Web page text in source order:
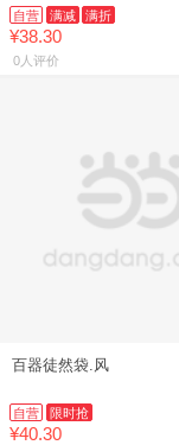
郎奖获奖作品）
自营 满减 满折
¥38.30
0人评价
百器徒然袋.风
自营 限时抢
¥40.30